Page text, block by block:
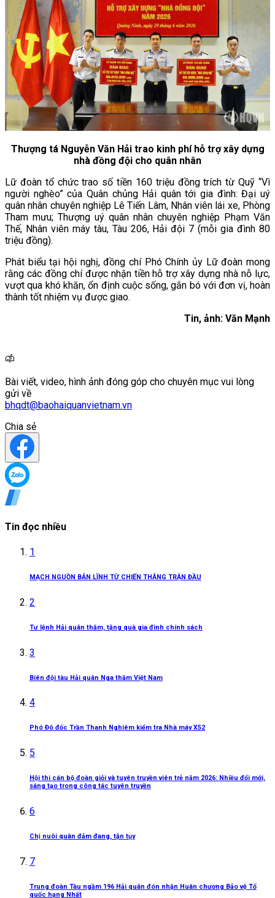
Thượng tá Nguyễn Văn Hải trao kinh phí hỗ trợ xây dựng
nhà đồng đội cho quân nhân
Lữ đoàn tổ chức trao số tiền 160 triệu đồng trích từ Quỹ “Vì
người nghèo” của Quân chủng Hải quân tới gia đình: Đại uý
quân nhân chuyên nghiệp Lê Tiến Lâm, Nhân viên lái xe, Phòng
Tham mưu; Thượng uý quân nhân chuyên nghiệp Phạm Văn
Thế, Nhân viên máy tàu, Tàu 206, Hải đội 7 (mỗi gia đình 80
triệu đồng).
Phát biểu tại hội nghị, đồng chí Phó Chính ủy Lữ đoàn mong
rằng các đồng chí được nhận tiền hỗ trợ xây dựng nhà nỗ lực,
vượt qua khó khăn, ổn định cuộc sống, gắn bó với đơn vị, hoàn
thành tốt nhiệm vụ được giao.
Tin, ảnh: Văn Mạnh
Bài viết, video, hình ảnh đóng góp cho chuyên mục vui lòng
gửi về
bhqdt@baohaiquanvietnam.vn
Chia sẻ
Tin đọc nhiều
1
MẠCH NGUỒN BẢN LĨNH TỪ CHIẾN THẮNG TRẬN ĐẦU
2
Tư lệnh Hải quân thăm, tặng quà gia đình chính sách
3
Biên đội tàu Hải quân Nga thăm Việt Nam
4
Phó Đô đốc Trần Thanh Nghiêm kiểm tra Nhà máy X52
5
Hội thi cán bộ đoàn giỏi và tuyên truyền viên trẻ năm 2026: Nhiều đổi mới,
sáng tạo trong công tác tuyên truyền
6
Chị nuôi quân đảm đang, tận tụy
7
Trung đoàn Tàu ngầm 196 Hải quân đón nhận Huân chương Bảo vệ Tổ
quốc hạng Nhất